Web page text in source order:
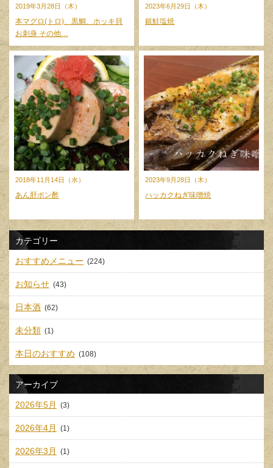
2019年3月28日（木）
本マグロ(トロ)、黒鯛、ホッキ貝
お刺身 その他…
2023年6月29日（木）
銀鮭塩焼
2018年11月14日（水）
あん肝ポン酢
2023年9月28日（木）
ハッカクねぎ味噌焼
カテゴリー
おすすめメニュー (224)
お知らせ (43)
日本酒 (62)
未分類 (1)
本日のおすすめ (108)
アーカイブ
2026年5月 (3)
2026年4月 (1)
2026年3月 (1)